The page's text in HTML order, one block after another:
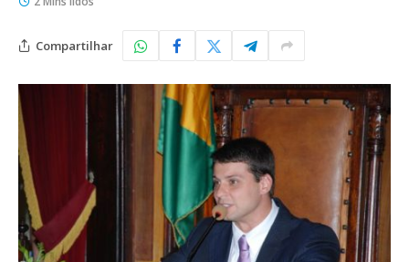
Compartilhar